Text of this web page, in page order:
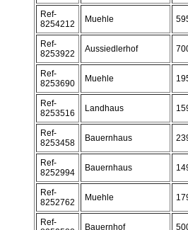
Ref-
8254212
Muehle
Ref-
8253922
Aussiedlerhof
Ref-
8253690
Muehle
Ref-
8253516
Landhaus
Ref-
8253458
Bauernhaus
Ref-
8252994
Bauernhaus
Ref-
8252762
Muehle
Ref-
Bauernhof